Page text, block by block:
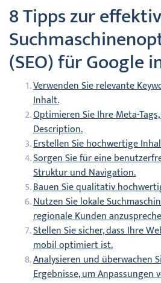
8 Tipps zur
(SEO) für Google
Verwenden Sie relevante
Inhalt.
Optimieren Sie Ihre Meta-
Description.
Erstellen Sie hochwertige
Sorgen Sie für eine
Struktur und Navigation.
Bauen Sie qualitativ
Nutzen Sie lokale
regionale Kunden
Stellen Sie sicher, dass Ihre
mobil optimiert ist.
Analysieren und überwachen
Ergebnisse, um Anpassungen